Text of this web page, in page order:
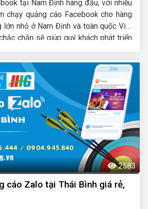
tại Nam Định hàng đầu, với nhiều
chạy quảng cáo Facebook cho hàng
lớn nhỏ ở Nam Định và toàn quốc Việt
chắn sẽ giúp quý khách phát triển
2583
cáo Zalo tại Thái Bình giá rẻ,